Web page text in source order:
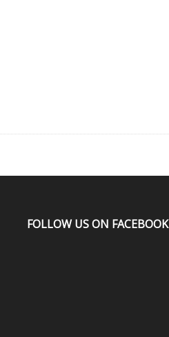
FOLLOW US ON FACEBOOK